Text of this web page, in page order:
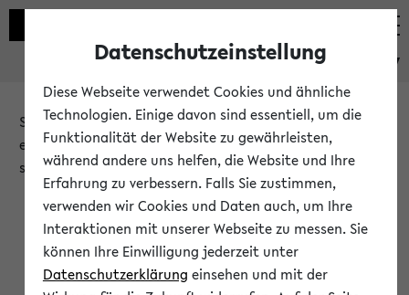
eKVV
Sie möchten auf eine eKVV Funktion zugreifen, die Ihnen
erst nach einer Anmeldung am System zur Verfügung
steht.
Bitte melden Sie sich an:
Anmeldung am eKVV
Datenschutzeinstellung
Diese Webseite verwendet Cookies und ähnliche
Technologien. Einige davon sind essentiell, um die
Funktionalität der Website zu gewährleisten,
während andere uns helfen, die Website und Ihre
Erfahrung zu verbessern. Falls Sie zustimmen,
verwenden wir Cookies und Daten auch, um Ihre
Interaktionen mit unserer Webseite zu messen. Sie
können Ihre Einwilligung jederzeit unter
Datenschutzerklärung einsehen und mit der